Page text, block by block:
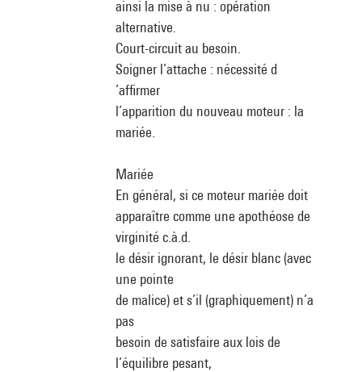
ainsi la mise à nu : opération
alternative.
Court-circuit au besoin.
Soigner l’attache : nécessité d
’affirmer
l’apparition du nouveau moteur : la
mariée.
Mariée
En général, si ce moteur mariée doit
apparaître comme une apothéose de
virginité c.à.d.
le désir ignorant, le désir blanc (avec
une pointe
de malice) et s’il (graphiquement) n’a
pas
besoin de satisfaire aux lois de
l’équilibre pesant,